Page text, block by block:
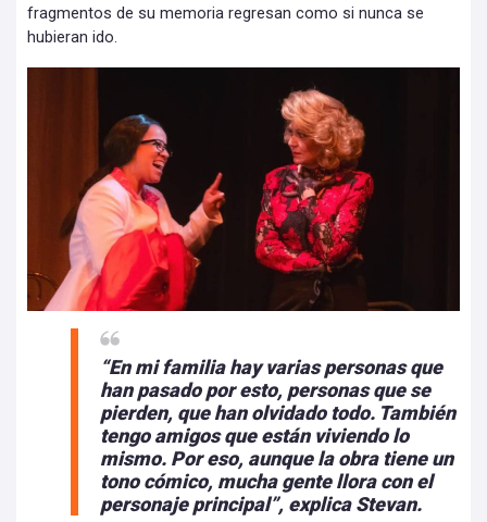
fragmentos de su memoria regresan como si nunca se
hubieran ido.
“En mi familia hay varias personas que
han pasado por esto, personas que se
pierden, que han olvidado todo. También
tengo amigos que están viviendo lo
mismo. Por eso, aunque la obra tiene un
tono cómico, mucha gente llora con el
personaje principal”, explica Stevan.